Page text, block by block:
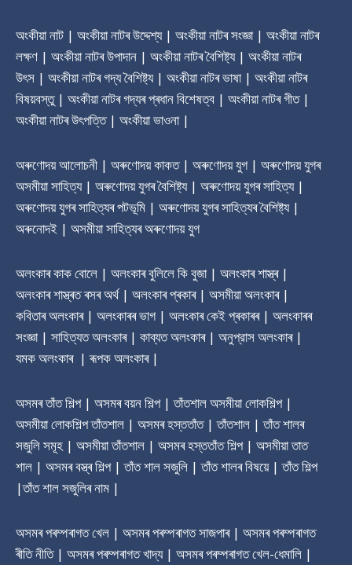
অংকীয়া নাট | অংকীয়া নাটৰ উদ্দেশ্য | অংকীয়া নাটৰ সংজ্ঞা | অংকীয়া নাটৰ
লক্ষণ | অংকীয়া নাটৰ উপাদান | অংকীয়া নাটৰ বৈশিষ্ট্য | অংকীয়া নাটৰ
উৎস | অংকীয়া নাটৰ গদ্য বৈশিষ্ট্য | অংকীয়া নাটৰ ভাষা | অংকীয়া নাটৰ
বিষয়বস্তু | অংকীয়া নাটৰ গদ্যৰ প্ৰধান বিশেষত্ব | অংকীয়া নাটৰ গীত |
অংকীয়া নাটৰ উৎপত্তি | অংকীয়া ভাওনা |
অৰুণোদয় আলোচনী | অৰুণোদয় কাকত | অৰুণোদয় যুগ | অৰুণোদয় যুগৰ
অসমীয়া সাহিত্য | অৰুণোদয় যুগৰ বৈশিষ্ট্য | অৰুণোদয় যুগৰ সাহিত্য |
অৰুণোদয় যুগৰ সাহিত্যৰ পটভূমি | অৰুণোদয় যুগৰ সাহিত্যৰ বৈশিষ্ট্য |
অৰুনোদই | অসমীয়া সাহিত্যৰ অৰুণোদয় যুগ
অলংকাৰ কাক বোলে | অলংকাৰ বুলিলে কি বুজা | অলংকাৰ শাস্ত্ৰ |
অলংকাৰ শাস্ত্ৰত ৰসৰ অৰ্থ | অলংকাৰ প্ৰকাৰ | অসমীয়া অলংকাৰ |
কবিতাৰ অলংকাৰ | অলংকাৰৰ ভাগ | অলংকাৰ কেই প্ৰকাৰৰ | অলংকাৰৰ
সংজ্ঞা | সাহিত্যত অলংকাৰ | কাব্যত অলংকাৰ | অনুপ্রাস অলংকাৰ |
যমক অলংকাৰ | ৰূপক অলংকাৰ |
অসমৰ তাঁত শিল্প | অসমৰ বয়ন শিল্প | তাঁতশাল অসমীয়া লোকশিল্প |
অসমীয়া লোকশিল্প তাঁতশাল | অসমৰ হস্ততাঁত | তাঁতশাল | তাঁত শালৰ
সজুলি সমূহ | অসমীয়া তাঁতশাল | অসমৰ হস্ততাঁত শিল্প | অসমীয়া তাত
শাল | অসমৰ বস্ত্ৰ শিল্প | তাঁত শাল সজুলি | তাঁত শালৰ বিষয়ে | তাঁত শিল্প
|তাঁত শাল সজুলিৰ নাম |
অসমৰ পৰম্পৰাগত খেল | অসমৰ পৰম্পৰাগত সাজপাৰ | অসমৰ পৰম্পৰাগত
ৰীতি নীতি | অসমৰ পৰম্পৰাগত খাদ্য | অসমৰ পৰম্পৰাগত খেল-ধেমালি |